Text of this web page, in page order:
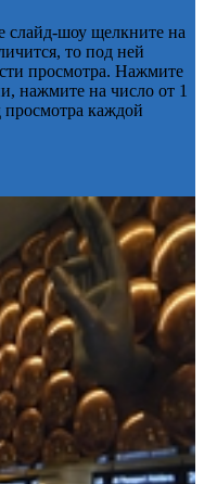
слайд-шоу щелкните на
то под ней
просмотра. Нажмите
нажмите на число от 1
просмотра каждой